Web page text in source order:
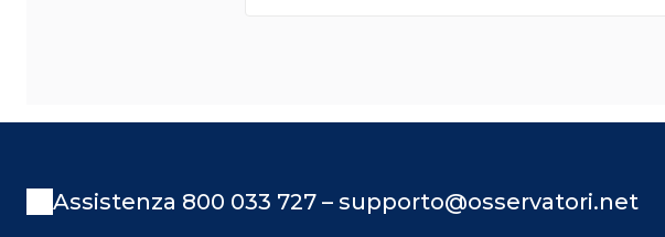
Assistenza 800 033 727 – supporto@osservatori.net